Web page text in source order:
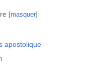
masquer
apostolique